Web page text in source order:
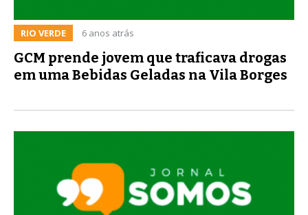
RIO VERDE 6 anos atrás
GCM prende jovem que traficava drogas
em uma Bebidas Geladas na Vila Borges